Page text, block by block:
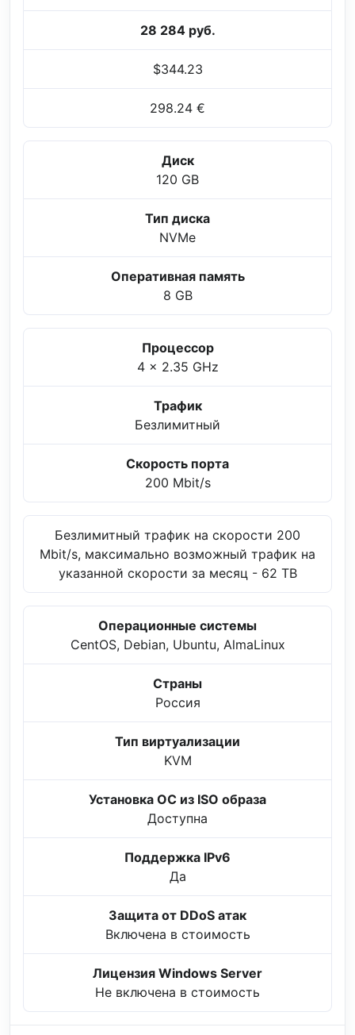
28 284 руб.
$344.23
298.24 €
Диск
120 GB
Тип диска
NVMe
Оперативная память
8 GB
Процессор
4 x 2.35 GHz
Трафик
Безлимитный
Скорость порта
200 Mbit/s
Безлимитный трафик на скорости 200
Mbit/s, максимально возможный трафик на
указанной скорости за месяц - 62 TB
Операционные системы
CentOS, Debian, Ubuntu, AlmaLinux
Страны
Россия
Тип виртуализации
KVM
Установка ОС из ISO образа
Доступна
Поддержка IPv6
Да
Защита от DDoS атак
Включена в стоимость
Лицензия Windows Server
Не включена в стоимость